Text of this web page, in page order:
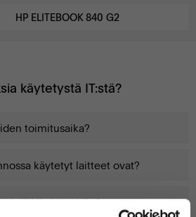
HP ELITEBOOK 840 G2
käytetystä IT:stä?
toimitusaika?
käytetyt laitteet ovat?
kaikkiin laitteisiin?